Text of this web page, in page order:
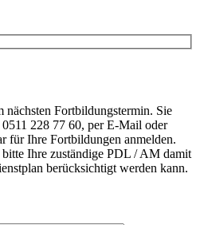
Fortbildungstermin. Sie
228 77 60, per E-Mail oder
für Ihre Fortbildungen anmelden.
Ihre zuständige PDL / AM damit
berücksichtigt werden kann.